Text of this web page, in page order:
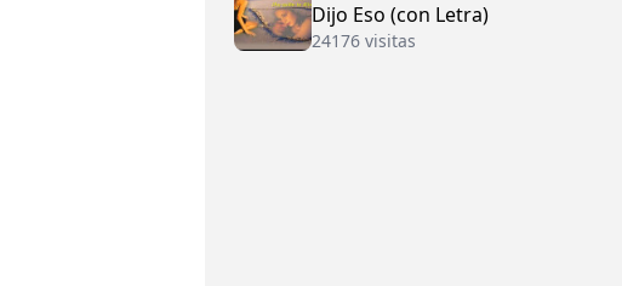
Dijo Eso (con Letra)
24176 visitas